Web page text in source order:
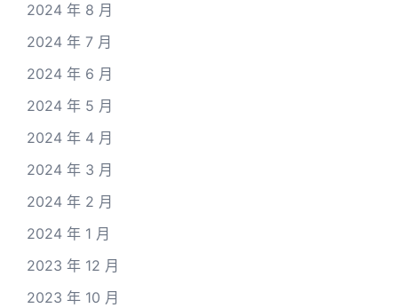
2024 年 8 月
2024 年 7 月
2024 年 6 月
2024 年 5 月
2024 年 4 月
2024 年 3 月
2024 年 2 月
2024 年 1 月
2023 年 12 月
2023 年 10 月